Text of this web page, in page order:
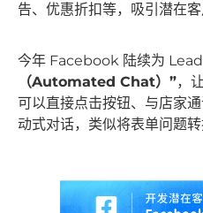
告、优惠折扣等，吸引潜在
今年 Facebook 陆续为
（Automated Chat）”，
可以直接点击按钮、与店家
动式对话，类似将表单问题